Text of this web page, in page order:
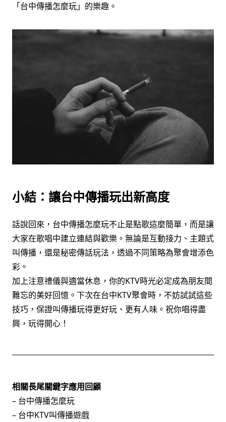
「台中傳播怎麼玩」的樂趣。
小結：讓台中傳播玩出新高度
話說回來，台中傳播怎麼玩不止是點歌這麼簡單，而是讓
大家在歌唱中建立連結與歡樂。無論是互動接力、主題式
叫傳播，還是秘密傳話玩法，透過不同策略為聚會增添色
彩。
加上注意禮儀與適當休息，你的KTV時光必定成為朋友間
難忘的美好回憶。下次在台中KTV聚會時，不妨試試這些
技巧，保證叫傳播玩得更好玩、更有人味。祝你唱得盡
興，玩得開心！
相關長尾關鍵字應用回顧
– 台中傳播怎麼玩
– 台中KTV叫傳播遊戲